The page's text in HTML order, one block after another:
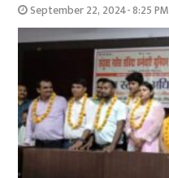
September 22, 2024- 8:25 PM